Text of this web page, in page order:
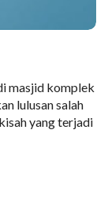
masjid komplek
lulusan salah
yang terjadi